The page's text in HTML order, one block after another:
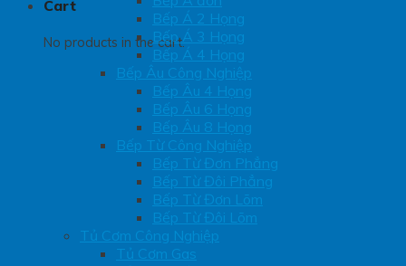
Cart
No products in the cart.
Bếp Á 2 Họng
Bếp Á 3 Họng
Bếp Á 4 Họng
Bếp Âu Công Nghiệp
Bếp Âu 4 Họng
Bếp Âu 6 Họng
Bếp Âu 8 Họng
Bếp Từ Công Nghiệp
Bếp Từ Đơn Phẳng
Bếp Từ Đôi Phẳng
Bếp Từ Đơn Lõm
Bếp Từ Đôi Lõm
Tủ Cơm Công Nghiệp
Tủ Cơm Gas